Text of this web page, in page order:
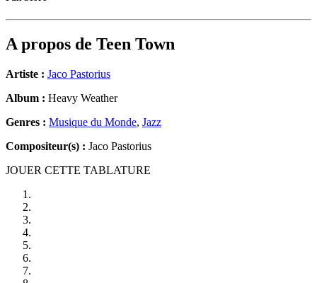
A propos de Teen Town
Artiste : Jaco Pastorius
Album : Heavy Weather
Genres : Musique du Monde, Jazz
Compositeur(s) : Jaco Pastorius
JOUER CETTE TABLATURE